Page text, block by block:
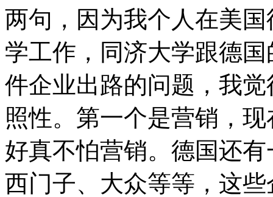
两句，因为我个人在美
学工作，同济大学跟德
件企业出路的问题，我
照性。第一个是营销，
好真不怕营销。德国还
西门子、大众等等，这